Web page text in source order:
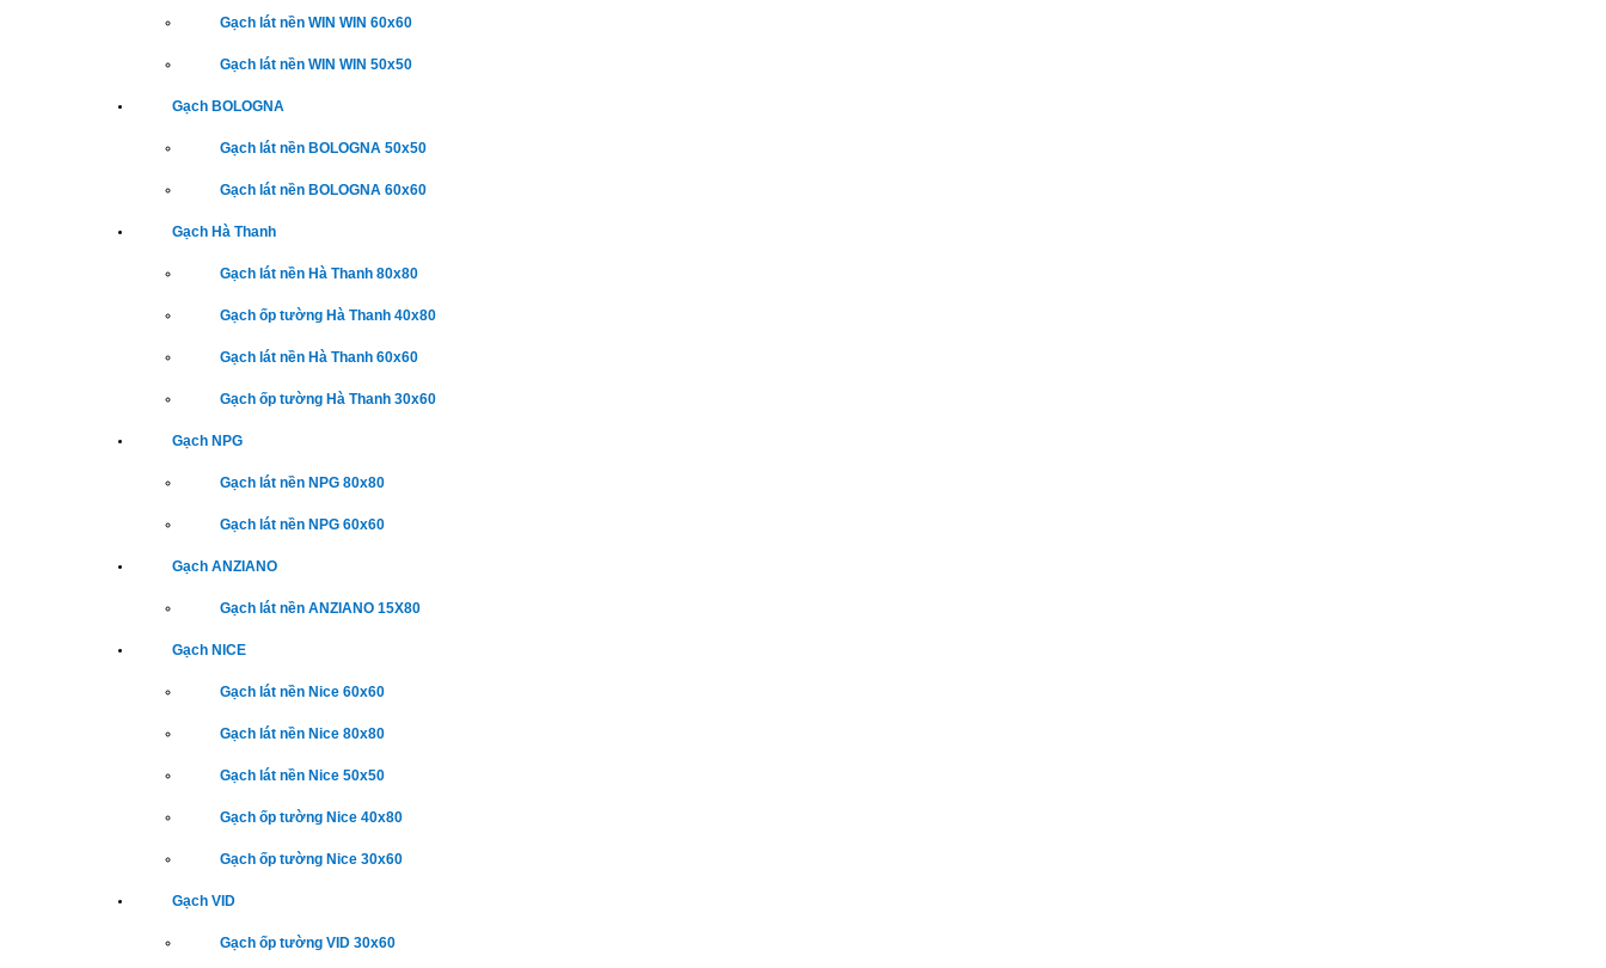
Gạch lát nền WIN WIN 60x60
Gạch lát nền WIN WIN 50x50
Gạch BOLOGNA
Gạch lát nền BOLOGNA 50x50
Gạch lát nền BOLOGNA 60x60
Gạch Hà Thanh
Gạch lát nền Hà Thanh 80x80
Gạch ốp tường Hà Thanh 40x80
Gạch lát nền Hà Thanh 60x60
Gạch ốp tường Hà Thanh 30x60
Gạch NPG
Gạch lát nền NPG 80x80
Gạch lát nền NPG 60x60
Gạch ANZIANO
Gạch lát nền ANZIANO 15X80
Gạch NICE
Gạch lát nền Nice 60x60
Gạch lát nền Nice 80x80
Gạch lát nền Nice 50x50
Gạch ốp tường Nice 40x80
Gạch ốp tường Nice 30x60
Gạch VID
Gạch ốp tường VID 30x60